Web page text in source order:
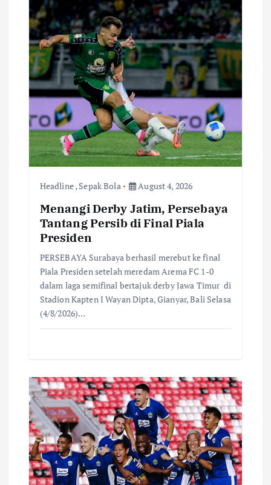
g
a
t
o
Headline, Sepak Bola August 4, 2026
Menangi Derby Jatim, Persebaya
Tantang Persib di Final Piala
Presiden
PERSEBAYA Surabaya berhasil merebut ke final
Piala Presiden setelah meredam Arema FC 1-0
dalam laga semifinal bertajuk derby Jawa Timur di
Stadion Kapten I Wayan Dipta, Gianyar, Bali Selasa
(4/8/2026)…